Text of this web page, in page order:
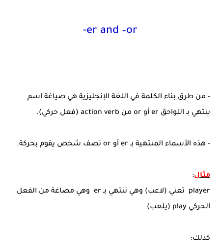
-er and –or
- من طرق بناء الكلمة في اللغة الإنجليزية هي صياغة اسم
ينتهي بـ اللواحق er أو or من action verb (فعل حركي).
- هذه الأسماء المنتهية بـ er أو or تصف شخص يقوم بحركة.
مثال:
player تعني (لاعب) وهي تنتهي بـ er وهي مصاغة من الفعل
الحركي play (يلعب)
كذلك: